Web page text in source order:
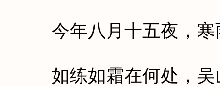
今年八月十五夜，寒
如练如霜在何处，吴